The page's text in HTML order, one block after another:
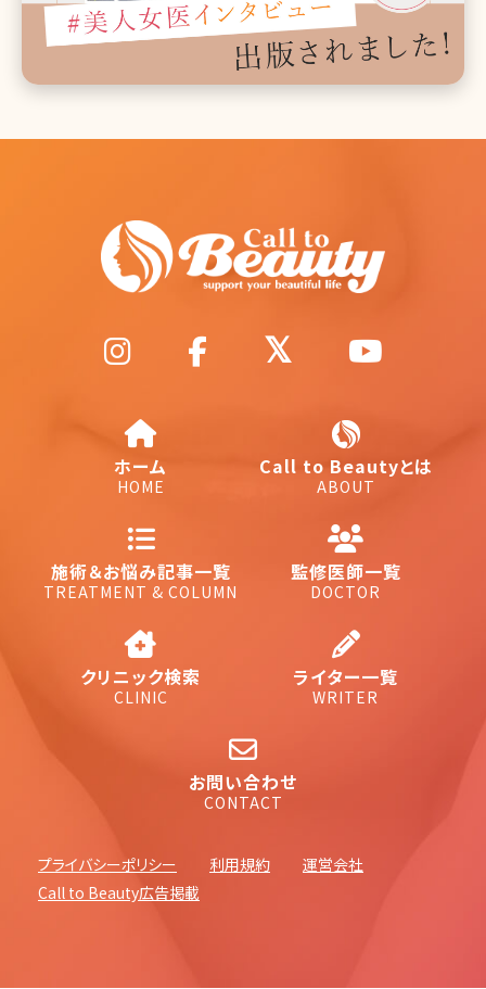
ホーム
HOME
Call to Beautyとは
ABOUT
施術＆お悩み記事一覧
TREATMENT & COLUMN
監修医師一覧
DOCTOR
クリニック検索
CLINIC
ライター一覧
WRITER
お問い合わせ
CONTACT
プライバシーポリシー 利用規約
運営会社
Call to Beauty広告掲載